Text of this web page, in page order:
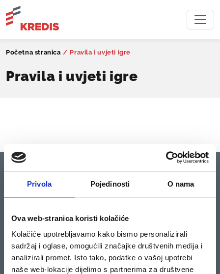
Privola Pojedinosti O nama
Ova web-stranica koristi kolačiće
Kolačiće upotrebljavamo kako bismo personalizirali
sadržaj i oglase, omogućili značajke društvenih medija i
analizirali promet. Isto tako, podatke o vašoj upotrebi
naše web-lokacije dijelimo s partnerima za društvene
Početna stranica / Pravila i uvjeti igre
Pravila i uvjeti igre
O KREDISU
Uvjeti i Odredbe
Česta pitanja
Lokacije
Popis adresa
KREDIT
Max